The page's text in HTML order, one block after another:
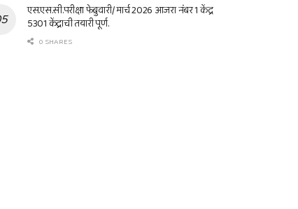
एस.एस.सी.परीक्षा फेब्रुवारी/ मार्च 2026 आजरा नंबर 1 केंद्र
5301 केंद्राची तयारी पूर्ण.
0 SHARES